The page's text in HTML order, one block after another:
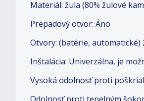
Materiál: žula (80% žulové
Prepadový otvor: Áno
Otvory: (batérie, automatické)
Inštalácia: Univerzálna, je
Vysoká odolnosť proti